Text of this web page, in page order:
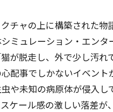
チャの上に構築された
ミュレーション・エン
が脱走し、外で少し汚
配事でしかないイベン
や未知の病原体が侵入
ケール感の激しい落差